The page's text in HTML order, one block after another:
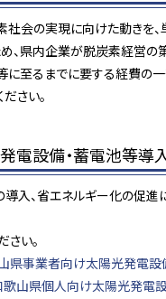
会の実現に向けた動きを
、県内企業が脱炭素経営の
に至るまでに要する経費の
さい。
電設備・蓄電池等導
入、省エネルギー化の促進
い。
県事業者向け太陽光発電設
歌山県個人向け太陽光発電